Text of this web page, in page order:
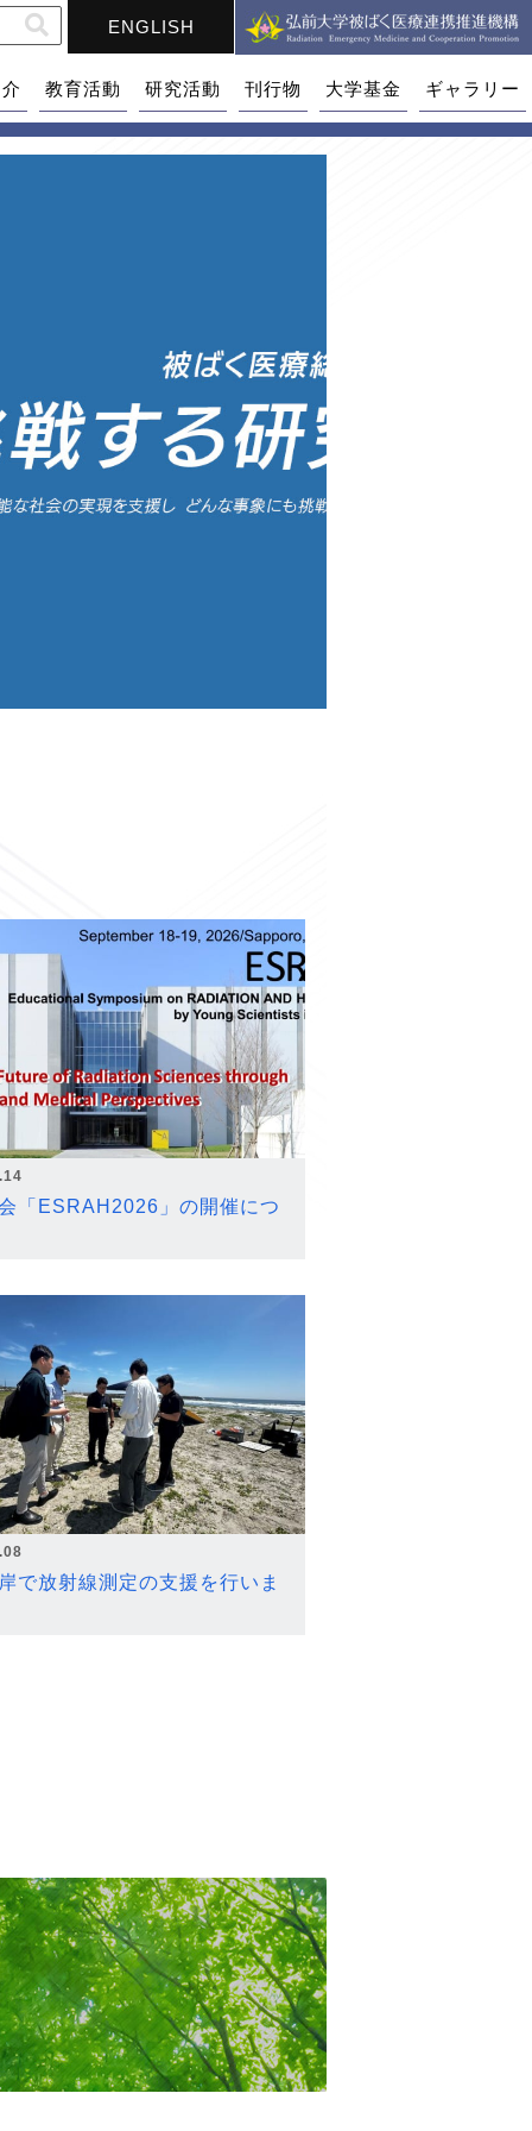
ENGLISH
教育活動 研究活動 刊行物 大学基金 ギャラリー
「ESRAH2026」の開催につ
で放射線測定の支援を行いま